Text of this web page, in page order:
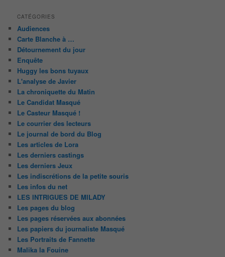
CATÉGORIES
Audiences
Carte Blanche à …
Détournement du jour
Enquête
Huggy les bons tuyaux
L'analyse de Javier
La chroniquette du Matin
Le Candidat Masqué
Le Casteur Masqué !
Le courrier des lecteurs
Le journal de bord du Blog
Les articles de Lora
Les derniers castings
Les derniers Jeux
Les indiscrétions de la petite souris
Les infos du net
LES INTRIGUES DE MILADY
Les pages du blog
Les pages réservées aux abonnées
Les papiers du journaliste Masqué
Les Portraits de Fannette
Malika la Fouine